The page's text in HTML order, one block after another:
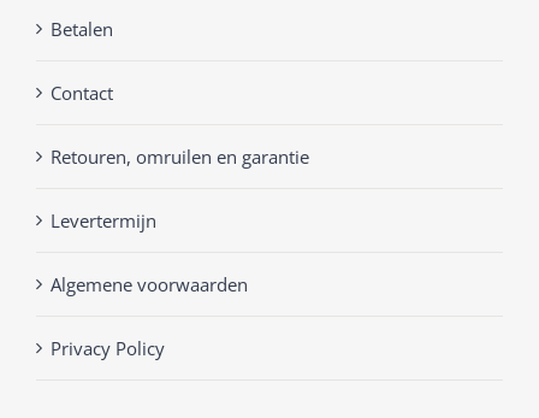
Betalen
Contact
Retouren, omruilen en garantie
Levertermijn
Algemene voorwaarden
Privacy Policy